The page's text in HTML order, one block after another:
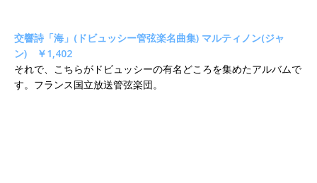
交響詩「海」(ドビュッシー管弦楽名曲集) マルティノン(ジャ
ン) ￥1,402
それで、こちらがドビュッシーの有名どころを集めたアルバムで
す。フランス国立放送管弦楽団。